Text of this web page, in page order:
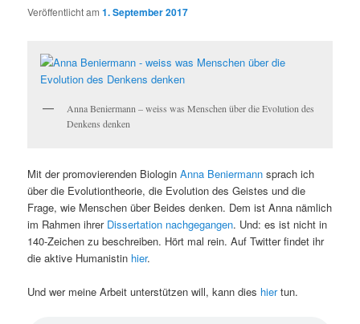
Veröffentlicht am1. September 2017
Anna Beniermann – weiss was Menschen über die Evolution des
Denkens denken
Mit der promovierenden BiologinAnna Beniermannsprach ich
über die Evolutiontheorie, die Evolution des Geistes und die
Frage, wie Menschen über Beides denken. Dem ist Anna nämlich
im Rahmen ihrer Dissertation nachgegangen. Und: es ist nicht in
140-Zeichen zu beschreiben. Hört mal rein. Auf Twitter findet ihr
die aktive Humanistin hier.
Und wer meine Arbeit unterstützen will, kann dies hiertun.